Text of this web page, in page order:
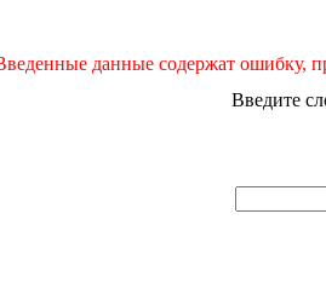
данные содержат ошибку,
Введите